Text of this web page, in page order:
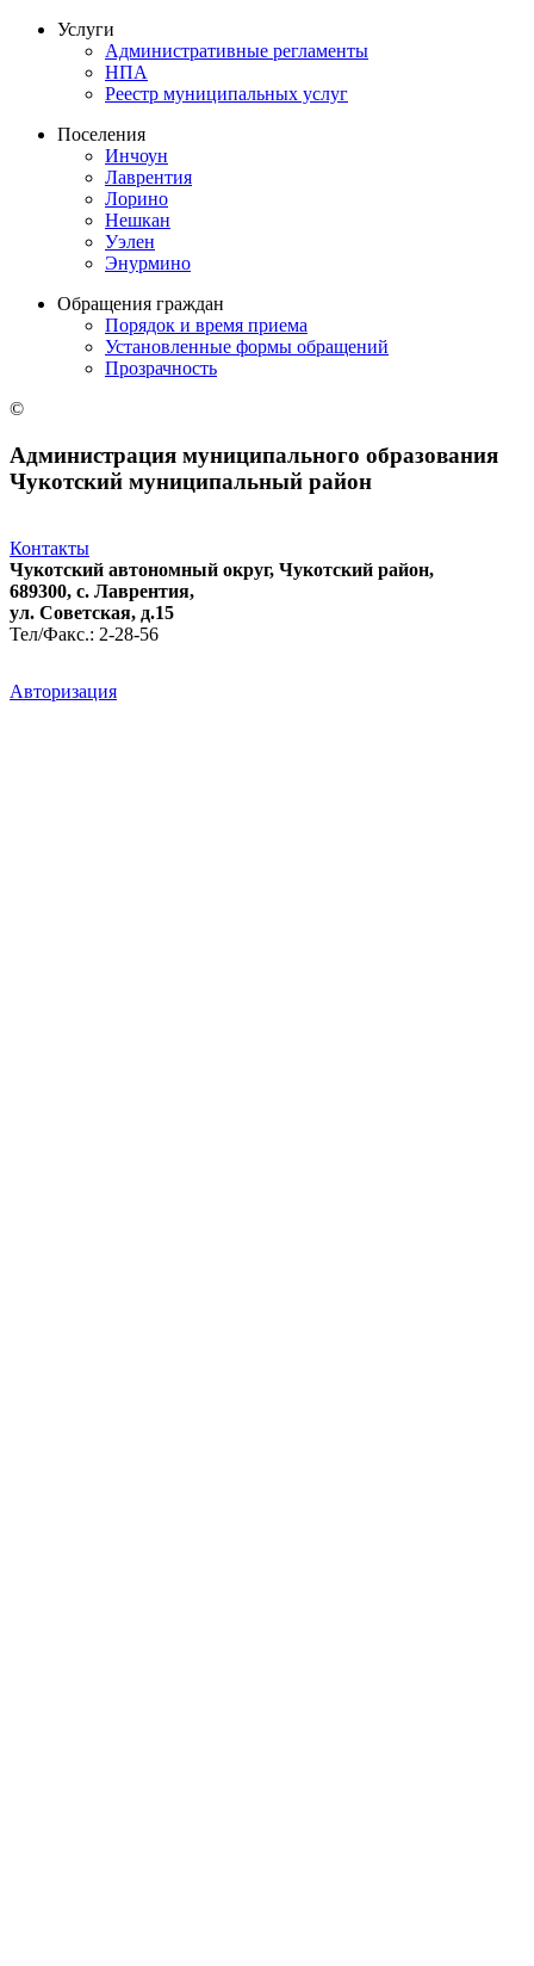
Услуги
Административные регламенты
НПА
Реестр муниципальных услуг
Поселения
Инчоун
Лаврентия
Лорино
Нешкан
Уэлен
Энурмино
Обращения граждан
Порядок и время приема
Установленные формы обращений
Прозрачность
©
Администрация муниципального образования
Чукотский муниципальный район
Контакты
Чукотский автономный округ, Чукотский район,
689300, с. Лаврентия,
ул. Советская, д.15
Тел/Факс.: 2-28-56
Авторизация